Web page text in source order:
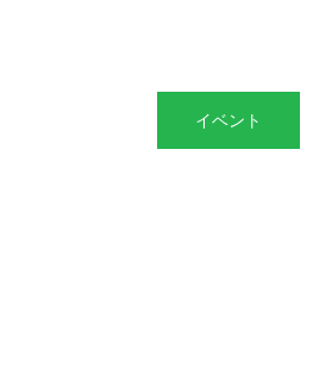
イベント